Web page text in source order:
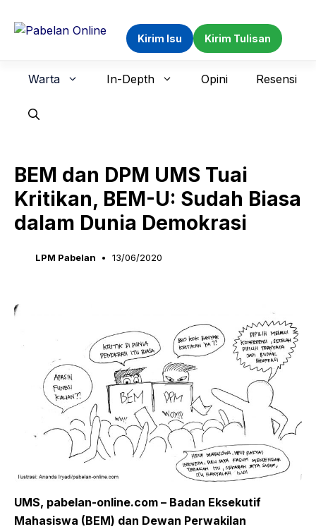
Kirim Isu Kirim Tulisan
Warta In-Depth Opini Resensi
BEM dan DPM UMS Tuai
Kritikan, BEM-U: Sudah Biasa
dalam Dunia Demokrasi
LPM Pabelan 13/06/2020
UMS, pabelan-online.com – Badan Eksekutif
Mahasiswa (BEM) dan Dewan Perwakilan